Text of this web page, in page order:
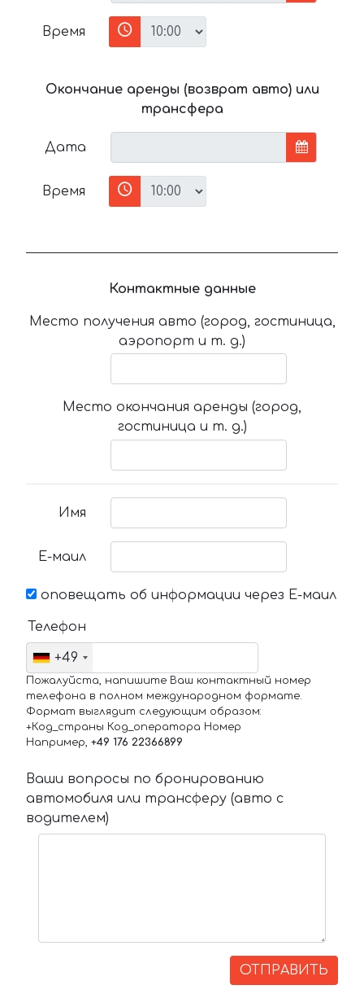
Время
Окончание аренды (возврат авто) или
трансфера
Дата
Время
Контактные данные
Место получения авто (город, гостиница,
аэропорт и т. д.)
Место окончания аренды (город,
гостиница и т. д.)
Имя
Е-маил
оповещать об информации через Е-маил
Телефон
+49
Пожалуйста, напишите Ваш контактный номер
телефона в полном международном формате.
Формат выглядит следующим образом:
+Код_страны Код_оператора Номер
Например, +49 176 22366899
Ваши вопросы по бронированию
автомобиля или трансферу (авто с
водителем)
ОТПРАВИТЬ